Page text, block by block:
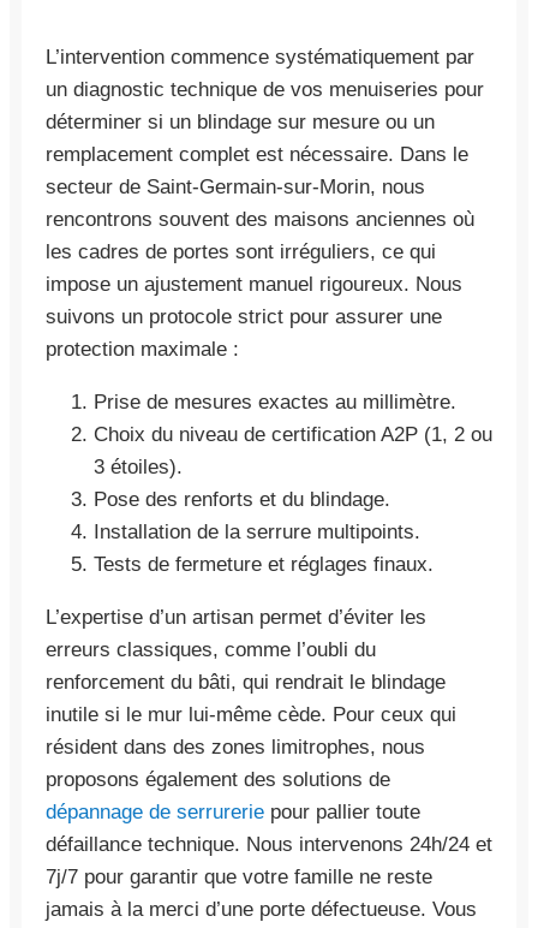
L’intervention commence systématiquement par
un diagnostic technique de vos menuiseries pour
déterminer si un blindage sur mesure ou un
remplacement complet est nécessaire. Dans le
secteur de Saint-Germain-sur-Morin, nous
rencontrons souvent des maisons anciennes où
les cadres de portes sont irréguliers, ce qui
impose un ajustement manuel rigoureux. Nous
suivons un protocole strict pour assurer une
protection maximale :
Prise de mesures exactes au millimètre.
Choix du niveau de certification A2P (1, 2 ou
3 étoiles).
Pose des renforts et du blindage.
Installation de la serrure multipoints.
Tests de fermeture et réglages finaux.
L’expertise d’un artisan permet d’éviter les
erreurs classiques, comme l’oubli du
renforcement du bâti, qui rendrait le blindage
inutile si le mur lui-même cède. Pour ceux qui
résident dans des zones limitrophes, nous
proposons également des solutions de
dépannage de serrurerie pour pallier toute
défaillance technique. Nous intervenons 24h/24 et
7j/7 pour garantir que votre famille ne reste
jamais à la merci d’une porte défectueuse. Vous